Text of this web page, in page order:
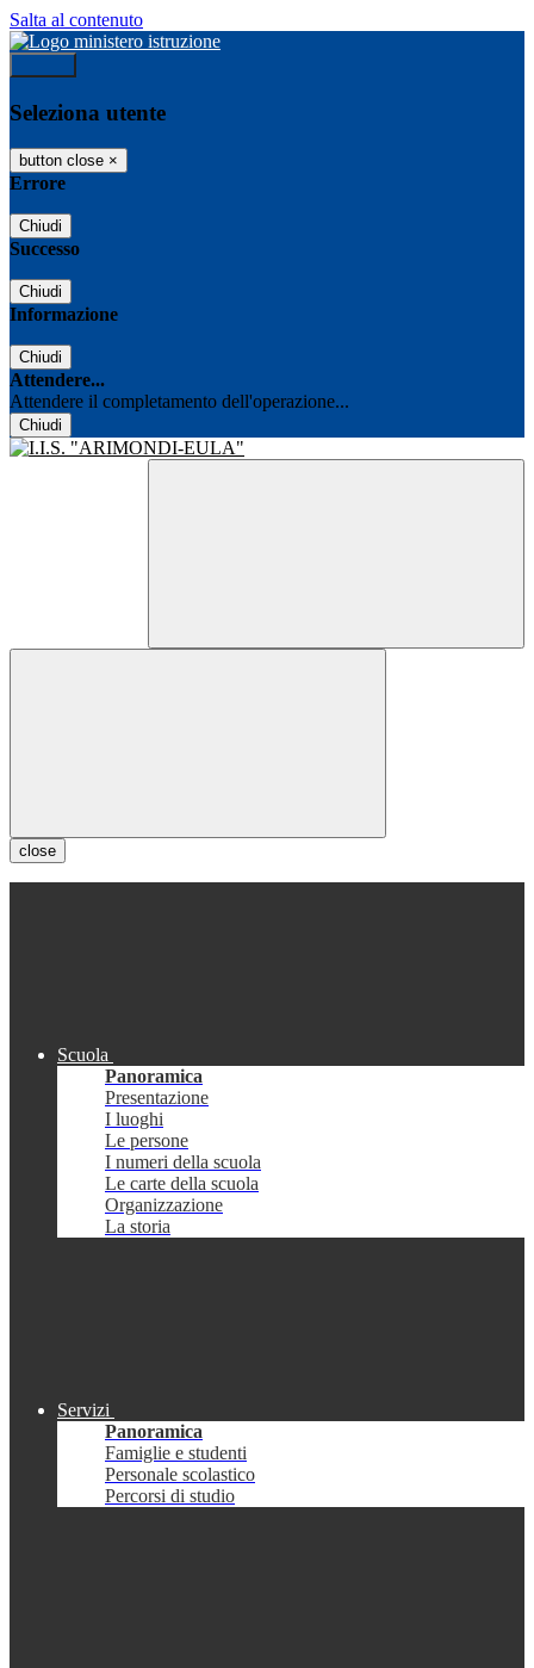
Salta al contenuto
Seleziona utente
button close ×
Errore
Chiudi
Successo
Chiudi
Informazione
Chiudi
Attendere...
Attendere il completamento dell'operazione...
Chiudi
close
Scuola
Panoramica
Presentazione
I luoghi
Le persone
I numeri della scuola
Le carte della scuola
Organizzazione
La storia
Servizi
Panoramica
Famiglie e studenti
Personale scolastico
Percorsi di studio